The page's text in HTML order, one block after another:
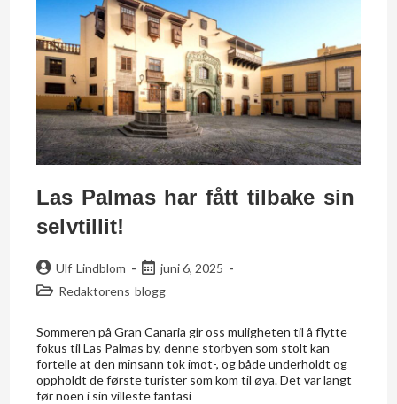
Las Palmas har fått tilbake sin
selvtillit!
Ulf Lindblom
juni 6, 2025
Redaktorens blogg
Sommeren på Gran Canaria gir oss muligheten til å flytte
fokus til Las Palmas by, denne storbyen som stolt kan
fortelle at den minsann tok imot-, og både underholdt og
oppholdt de første turister som kom til øya. Det var langt
før noen i sin villeste fantasi